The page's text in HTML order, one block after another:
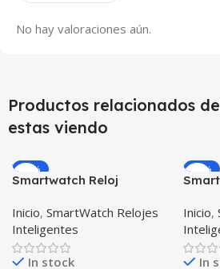
No hay valoraciones aún.
Productos relacionados
estas viendo
-10%
Smartwatch Reloj
WATCH™ (KW37 PRO) Mide
Temperatura Presión
Arterial y Ritmo Cardíaco
Inicio, SmartWatch Relojes
Inteligentes
In stock
-59%
GPS
Inicio,
In